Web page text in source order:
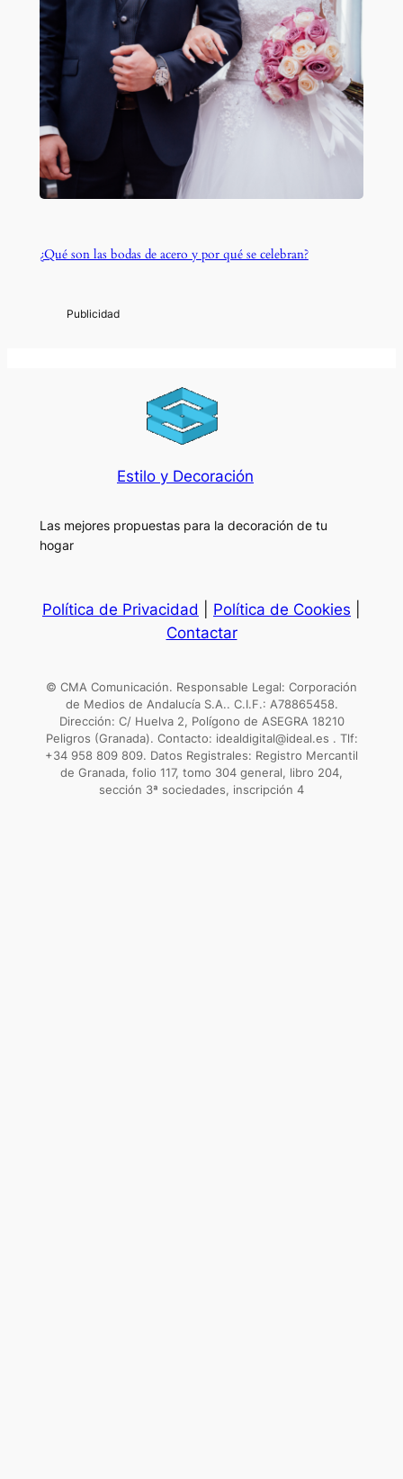
¿Qué son las bodas de acero y por qué se celebran?
Estilo y Decoración
Las mejores propuestas para la decoración de tu
hogar
Política de Privacidad Política de Cookies
Contactar
© CMA Comunicación. Responsable Legal: Corporación
de Medios de Andalucía S.A.. C.I.F.: A78865458.
Dirección: C/ Huelva 2, Polígono de ASEGRA 18210
Peligros (Granada). Contacto: idealdigital@ideal.es . Tlf:
+34 958 809 809. Datos Registrales: Registro Mercantil
de Granada, folio 117, tomo 304 general, libro 204,
sección 3ª sociedades, inscripción 4